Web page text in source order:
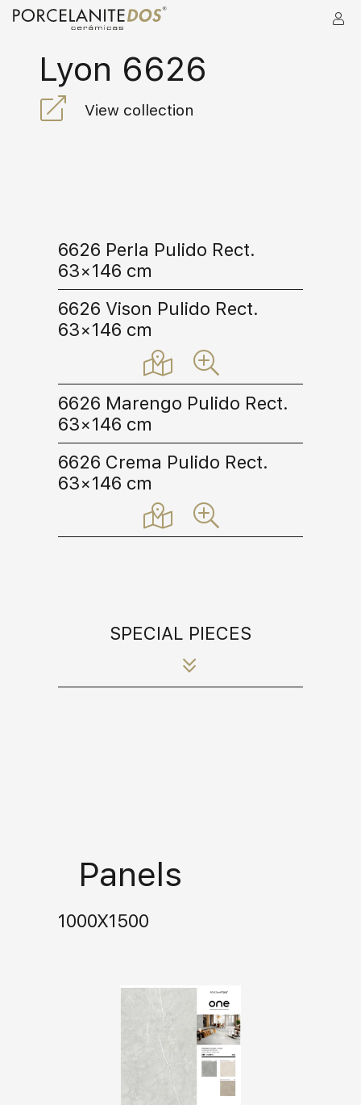
Lyon 6626
View collection
6626 Perla Pulido Rect.
63×146 cm
6626 Vison Pulido Rect.
63×146 cm
6626 Marengo Pulido Rect.
63×146 cm
6626 Crema Pulido Rect.
63×146 cm
SPECIAL PIECES
Panels
1000X1500